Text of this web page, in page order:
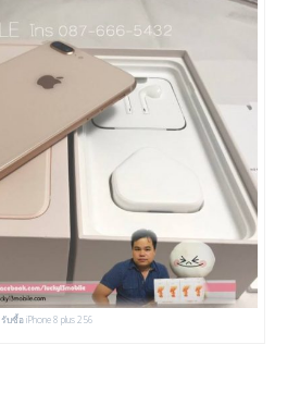
รับซื้อ iPhone 8 plus 256